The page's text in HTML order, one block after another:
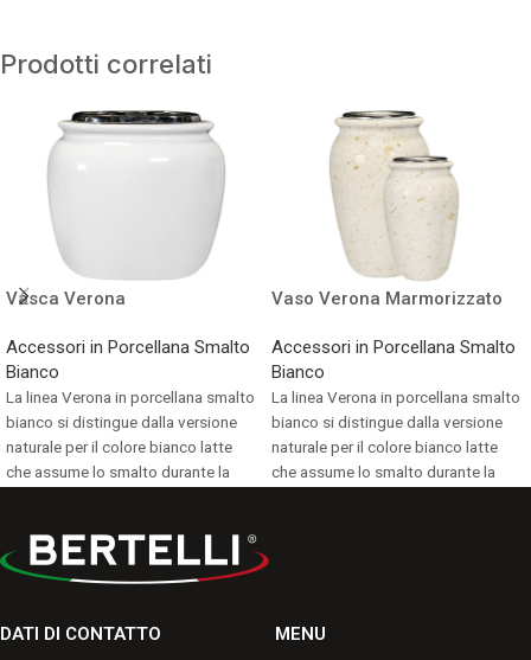
Prodotti correlati
Vasca Verona
Accessori in Porcellana Smalto
Bianco
La linea Verona in porcellana smalto
bianco si distingue dalla versione
naturale per il colore bianco latte
che assume lo smalto durante la
Consulta i formati disponibili.
Vaso Verona Marmorizzato
Accessori in Porcellana Smalto
Bianco
La linea Verona in porcellana smalto
bianco si distingue dalla versione
naturale per il colore bianco latte
che assume lo smalto durante la
DATI DI CONTATTO MENU